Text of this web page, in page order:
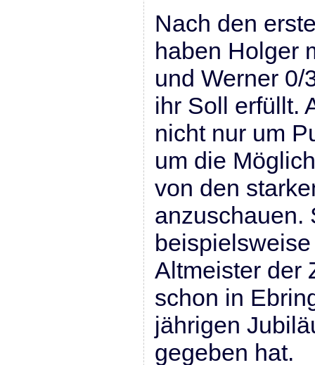
Nach den
haben Holger
und Werner 0/
ihr Soll erfüllt.
nicht nur um
um die
von den
anzuschauen.
Altmeister der
schon in
jährigen
gegeben hat.